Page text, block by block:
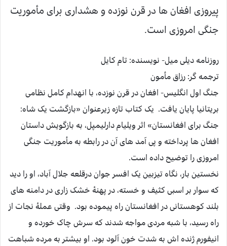
پیروزی افغان ها در قرن نوزده و هشداری برای مأموریت
جنگی امروزی است.
روزنامه دیلی میل- نویسنده: تام کایل
ترجمه گر: رزاق مأمون
جنگ اول انگلیس- افغان در قرن نوزده، با انهدام کامل نظامی
بریتانیا پایان یافت. یک کتاب تازه زیرعنوان «بازگشت یک شاه:
جنگ برای افغانستان» اثر ویلیام دارلیمپل، به بازگویش داستان
افغان ها پرداخته و پی آمد های آن در رابطه به مأموریت جنگی
امروزی را توضیح داده است.
نخستین بار، نگاه تیزبین یک افسر جوان درقلعه جلال آباد، او را دید
که سوار بر اسبی کثیف و خسته، در پهنۀ خشک زاری در دامنه های
بلند کوهستانی در افغانستان راه پیموده بود. وقتی عملۀ نجات از
راه رسید، با شبه مردی مواجه شدند که سرش چاک خورده و
انیفورم ژنده اش به شدت خون آلود بود. او بیشتر به مرده شباهت